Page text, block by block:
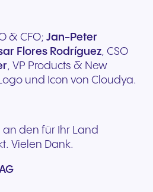
& CFO; Jan-Peter
Flores Rodríguez, CSO
, VP Products & New
und Icon von Cloudya.
an den für Ihr Land
Vielen Dank.